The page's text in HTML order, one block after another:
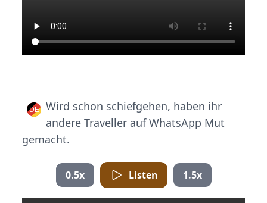
Wird schon schiefgehen, haben ihr
andere Traveller auf WhatsApp Mut
gemacht.
0.5x Listen 1.5x